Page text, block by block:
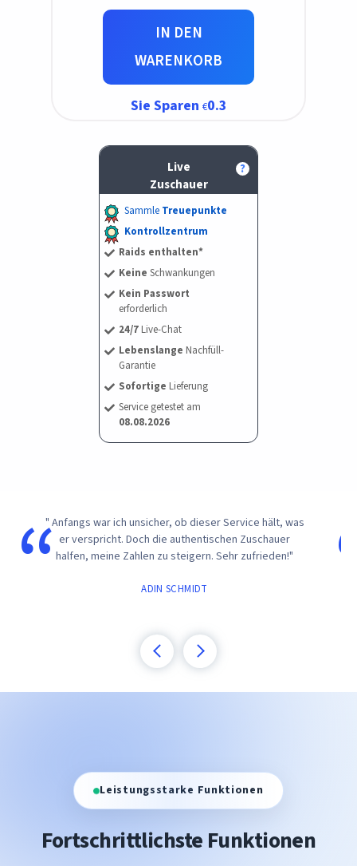
IN DEN
WARENKORB
Sie Sparen 0.3
Live
Zuschauer
?
Sammle Treuepunkte
Kontrollzentrum
Raids enthalten*
Keine Schwankungen
Kein Passwort
erforderlich
24/7 Live-Chat
Lebenslange Nachfüll-
Garantie
Sofortige Lieferung
Service getestet am
08.08.2026
" Anfangs war ich unsicher, ob dieser Service hält, was
er verspricht. Doch die authentischen Zuschauer
halfen, meine Zahlen zu steigern. Sehr zufrieden!"
ADIN SCHMIDT
Leistungsstarke Funktionen
Fortschrittlichste Funktionen